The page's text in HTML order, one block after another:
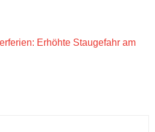
Erhöhte Staugefahr am